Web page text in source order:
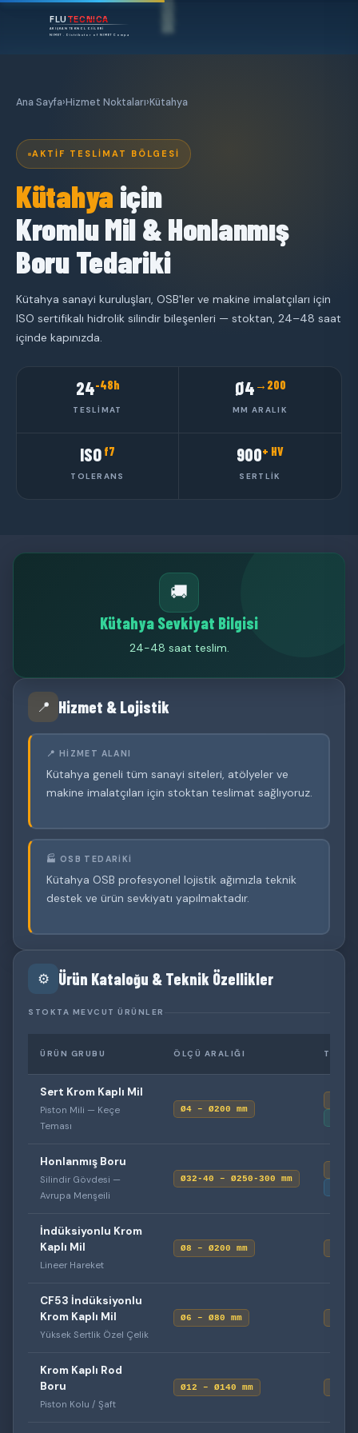
FLU TECNICA
AKIŞKAN TEKNOLOJİLERİ
NIMET · Distributor of NIMET Company
Ana Sayfa›Hizmet Noktaları›Kütahya
AKTIF TESLIMAT BÖLGESI
Kütahya için
Kromlu Mil & Honlanmış
Boru Tedariki
Kütahya sanayi kuruluşları, OSB'ler ve makine imalatçıları için
ISO sertifikalı hidrolik silindir bileşenleri — stoktan, 24–48 saat
içinde kapınızda.
24-48h
TESLIMAT
Ø4 →200
MM ARALIK
ISO f7
TOLERANS
900+ HV
SERTLIK
🚚
Kütahya Sevkiyat Bilgisi
24-48 saat teslim.
📍 Hizmet & Lojistik
📍 HIZMET ALANI
Kütahya geneli tüm sanayi siteleri, atölyeler ve
makine imalatçıları için stoktan teslimat sağlıyoruz.
🏭 OSB TEDARIKI
Kütahya OSB profesyonel lojistik ağımızla teknik
destek ve ürün sevkiyatı yapılmaktadır.
⚙️ Ürün Kataloğu & Teknik Özellikler
STOKTA MEVCUT ÜRÜNLER
ÜRÜN GRUBU ÖLÇÜ ARALIĞI
Sert Krom Kaplı Mil
Piston Mili — Keçe
Teması
Ø4 – Ø200 mm
Honlanmış Boru
Silindir Gövdesi —
Avrupa Menşeili
Ø32-40 – Ø250-300 mm
İndüksiyonlu Krom
Kaplı Mil
Lineer Hareket
Ø8 – Ø200 mm
CF53 İndüksiyonlu
Krom Kaplı Mil
Yüksek Sertlik Özel Çelik
Ø6 – Ø80 mm
Krom Kaplı Rod
Boru
Piston Kolu / Şaft
Ø12 – Ø140 mm